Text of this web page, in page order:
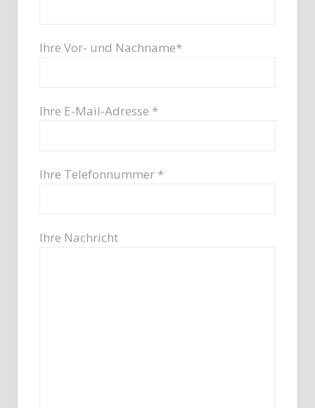
Ihre Vor- und Nachname*
Ihre E-Mail-Adresse *
Ihre Telefonnummer *
Ihre Nachricht